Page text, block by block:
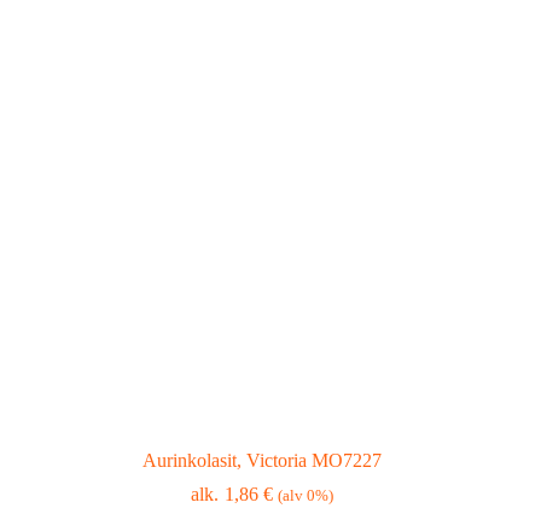
Aurinkolasit, Victoria MO7227
1,86€ (alv 0%)